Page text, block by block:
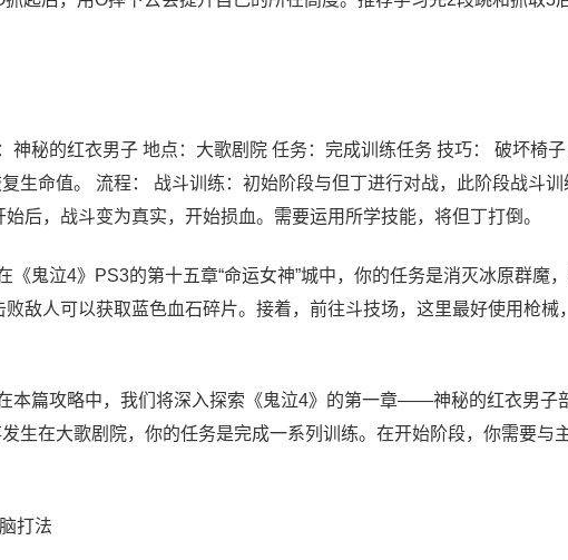
神秘的红衣男子 地点：大歌剧院 任务：完成训练任务 技巧： 破坏椅
生命值。 流程： 战斗训练：初始阶段与但丁进行对战，此阶段战斗
后，战斗变为真实，开始损血。需要运用所学技能，将但丁打倒。
《鬼泣4》PS3的第十五章“命运女神”城中，你的任务是消灭冰原群魔
敌人可以获取蓝色血石碎片。接着，前往斗技场，这里最好使用枪械
本篇攻略中，我们将深入探索《鬼泣4》的第一章——神秘的红衣男子
生在大歌剧院，你的任务是完成一系列训练。在开始阶段，你需要与
打法